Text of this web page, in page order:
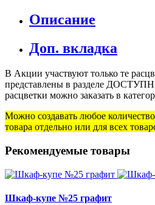
Описание
Доп. вкладка
В Акции участвуют только те
представлены в разделе
расцветки можно заказать в
Можно создавать любое
товара отдельно или для всех
Рекомендуемые товары
Шкаф-купе №25 графит